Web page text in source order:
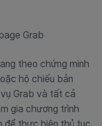
Grab
theo chứng minh
hộ chiếu bản
Grab và tất cả
gia chương trình